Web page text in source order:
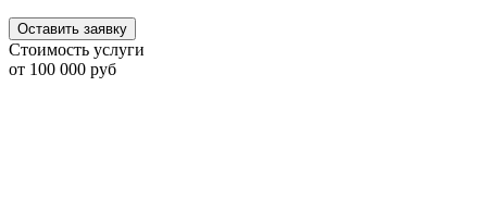
Оставить заявку
Стоимость услуги
от 100 000 руб